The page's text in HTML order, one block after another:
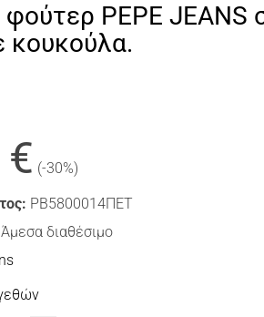
PEPE JEANS
κουκούλα.
(-30%)
PB5800014ΠΕΤ
Άμεσα διαθέσιμο